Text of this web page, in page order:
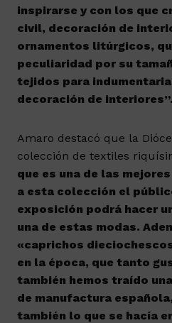
inspirarse y con los que
civil, decoración de
ornamentos litúrgicos,
peculiaridad por su
tejidos para
decoración de interiores”.
Amaro destacó que la
colección de textiles
que es una de las
a esta colección el
exposición podrá hacer
una de estas modas.
«caprichos
en la época, que tanto
también hemos traído
de manufactura
también lo que se hacía